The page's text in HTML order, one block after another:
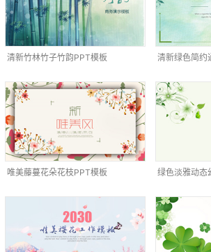
清新竹林竹子竹韵PPT模板 清新绿色简约
唯美藤蔓花朵花枝PPT模板 绿色淡雅动态